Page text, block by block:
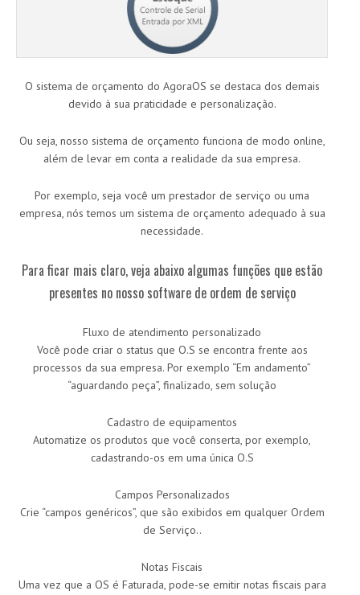
O sistema de orçamento do AgoraOS se destaca dos demais
devido à sua praticidade e personalização.
Ou seja, nosso sistema de orçamento funciona de modo online,
além de levar em conta a realidade da sua empresa.
Por exemplo, seja você um prestador de serviço ou uma
empresa, nós temos um sistema de orçamento adequado à sua
necessidade.
Para ficar mais claro, veja abaixo algumas funções que estão
presentes no nosso software de ordem de serviço
Fluxo de atendimento personalizado
Você pode criar o status que O.S se encontra frente aos
processos da sua empresa. Por exemplo “Em andamento”
“aguardando peça”, finalizado, sem solução
Cadastro de equipamentos
Automatize os produtos que você conserta, por exemplo,
cadastrando-os em uma única O.S
Campos Personalizados
Crie “campos genéricos”, que são exibidos em qualquer Ordem
de Serviço..
Notas Fiscais
Uma vez que a OS é Faturada, pode-se emitir notas fiscais para